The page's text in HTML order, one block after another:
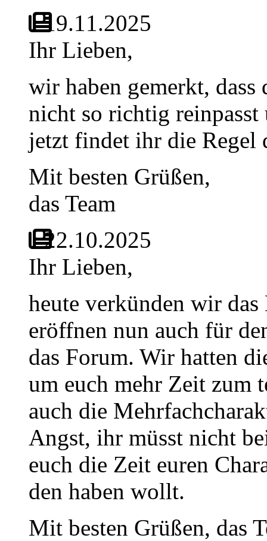
19.11.2025
Ihr Lieben,
wir haben gemerkt,
nicht so richtig reinpasst
jetzt findet ihr die Regel
Mit besten Grüßen,
das Team
22.10.2025
Ihr Lieben,
heute verkünden wir das
eröffnen nun auch für
das Forum. Wir hatten
um euch mehr Zeit zum
auch die
Angst, ihr müsst nicht
euch die Zeit euren
den haben wollt.
Mit besten Grüßen, das